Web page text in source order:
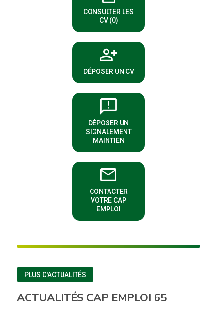
CONSULTER LES
CV (0)
(NOUVELLE FENÊTRE)
person_add
DÉPOSER UN CV
(NOUVELLE FENÊTRE)
sms_failed
DÉPOSER UN
SIGNALEMENT
MAINTIEN
(NOUVELLE FENÊTRE)
email
CONTACTER
VOTRE CAP
EMPLOI
(NOUVELLE FENÊTRE)
ACTUALITÉS CAP EMPLOI 65
PLUS D'ACTUALITÉS